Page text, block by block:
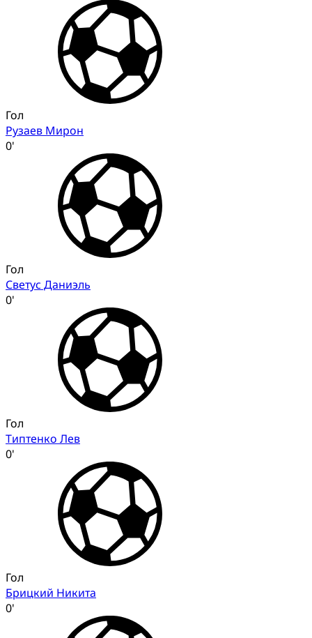
Гол
Рузаев Мирон
0'
Гол
Светус Даниэль
0'
Гол
Типтенко Лев
0'
Гол
Брицкий Никита
0'